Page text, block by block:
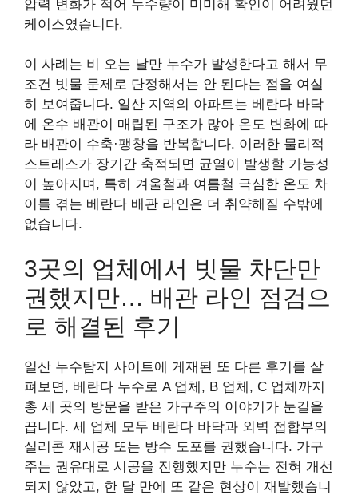
압력 변화가 적어 누수량이 미미해 확인이 어려웠던
케이스였습니다.
이 사례는 비 오는 날만 누수가 발생한다고 해서 무
조건 빗물 문제로 단정해서는 안 된다는 점을 여실
히 보여줍니다. 일산 지역의 아파트는 베란다 바닥
에 온수 배관이 매립된 구조가 많아 온도 변화에 따
라 배관이 수축·팽창을 반복합니다. 이러한 물리적
스트레스가 장기간 축적되면 균열이 발생할 가능성
이 높아지며, 특히 겨울철과 여름철 극심한 온도 차
이를 겪는 베란다 배관 라인은 더 취약해질 수밖에
없습니다.
3곳의 업체에서 빗물 차단만
권했지만… 배관 라인 점검으
로 해결된 후기
일산 누수탐지 사이트에 게재된 또 다른 후기를 살
펴보면, 베란다 누수로 A 업체, B 업체, C 업체까지
총 세 곳의 방문을 받은 가구주의 이야기가 눈길을
끕니다. 세 업체 모두 베란다 바닥과 외벽 접합부의
실리콘 재시공 또는 방수 도포를 권했습니다. 가구
주는 권유대로 시공을 진행했지만 누수는 전혀 개선
되지 않았고, 한 달 만에 또 같은 현상이 재발했습니